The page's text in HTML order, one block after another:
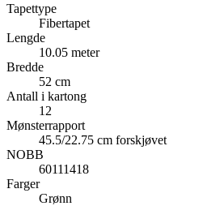
Tapettype
Fibertapet
Lengde
10.05 meter
Bredde
52 cm
Antall i kartong
12
Mønsterrapport
45.5/22.75 cm forskjøvet
NOBB
60111418
Farger
Grønn